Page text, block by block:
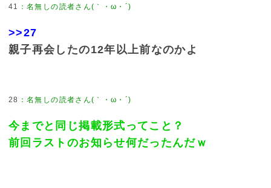
41 ：名無しの読者さん(｀・ω・´)
>>27
親子再会したの12年以上前なのかよ
28 ：名無しの読者さん(｀・ω・´)
今までと同じ掲載形式ってこと？
前回ラストのお知らせ何だったんだｗ